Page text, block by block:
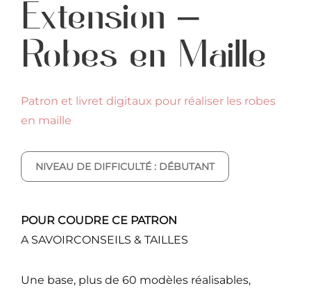
Extension –
Robes en Maille
Patron et livret digitaux pour réaliser les robes
en maille
NIVEAU DE DIFFICULTÉ : DÉBUTANT
POUR COUDRE CE PATRON
A SAVOIRCONSEILS & TAILLES
Une base, plus de 60 modèles réalisables,